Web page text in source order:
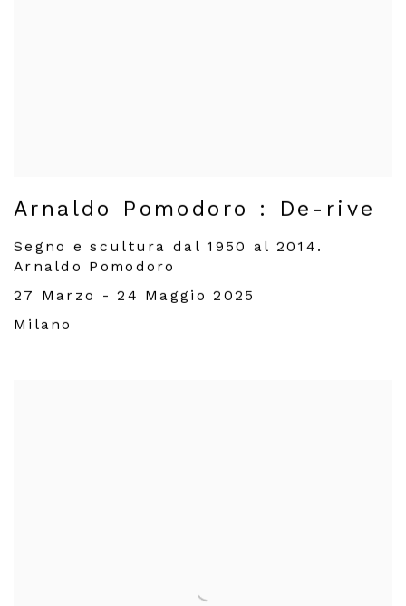
Arnaldo Pomodoro : De-rive
Segno e scultura dal 1950 al 2014.
Arnaldo Pomodoro
27 Marzo - 24 Maggio 2025
Milano